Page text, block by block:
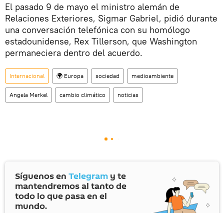
El pasado 9 de mayo el ministro alemán de
Relaciones Exteriores, Sigmar Gabriel, pidió durante
una conversación telefónica con su homólogo
estadounidense, Rex Tillerson, que Washington
permaneciera dentro del acuerdo.
Internacional 🌍 Europa sociedad medioambiente
Angela Merkel cambio climático noticias
Síguenos en Telegram y te
mantendremos al tanto de
todo lo que pasa en el
mundo.